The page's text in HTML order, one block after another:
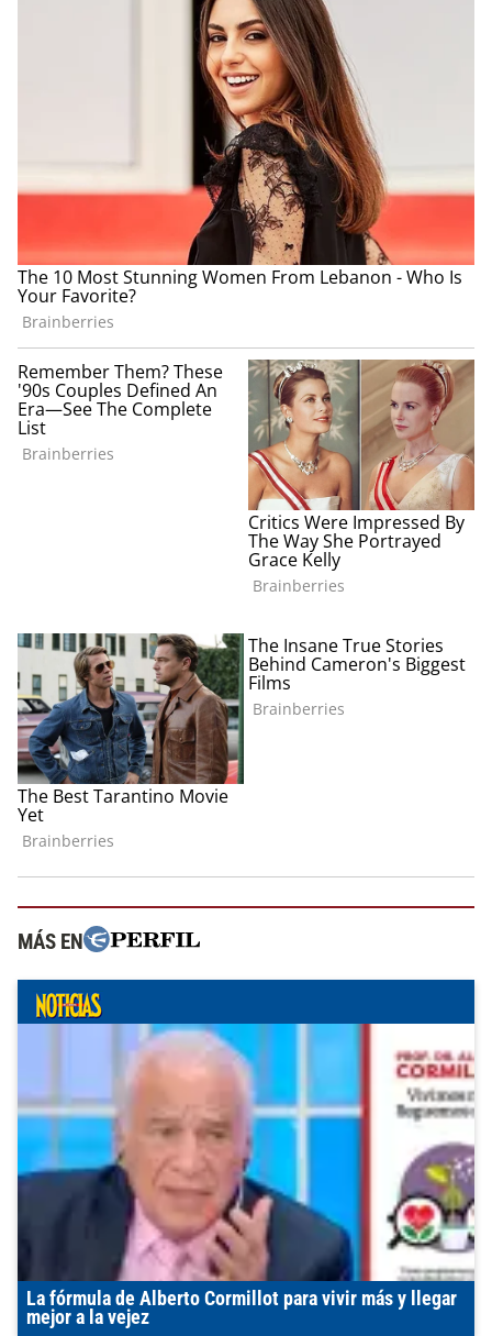
MÁS EN
La fórmula de Alberto Cormillot para vivir más y llegar
mejor a la vejez